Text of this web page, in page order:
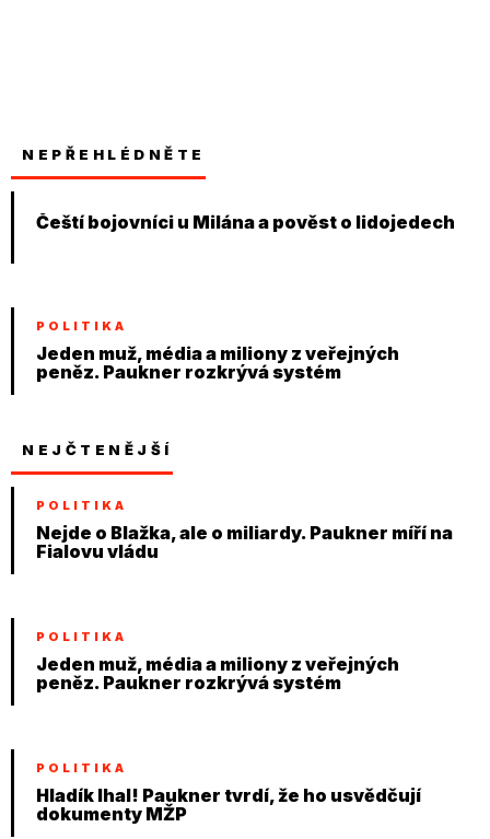
NEPŘEHLÉDNĚTE
Čeští bojovníci u Milána a pověst o lidojedech
POLITIKA
Jeden muž, média a miliony z veřejných
peněz. Paukner rozkrývá systém
NEJČTENĚJŠÍ
POLITIKA
Nejde o Blažka, ale o miliardy. Paukner míří na
Fialovu vládu
POLITIKA
Jeden muž, média a miliony z veřejných
peněz. Paukner rozkrývá systém
POLITIKA
Hladík lhal! Paukner tvrdí, že ho usvědčují
dokumenty MŽP